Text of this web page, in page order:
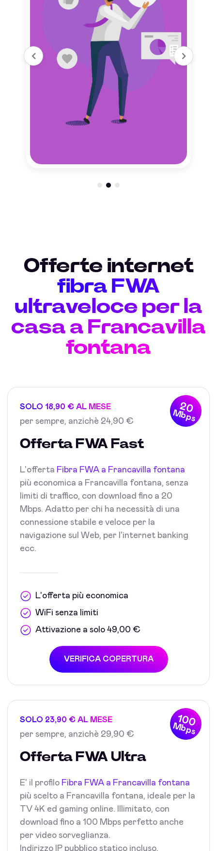
Offerte internet
fibra FWA
ultraveloce per la
casa a Francavilla
fontana
20
Mbps
SOLO 18,90 € AL MESE
per sempre, anzichè 24,90 €
Offerta FWA Fast
L'offerta Fibra FWA a Francavilla fontana
più economica a Francavilla fontana, senza
limiti di traffico, con download fino a 20
Mbps. Adatto per chi ha necessità di una
connessione stabile e veloce per la
navigazione sul Web, per l'internet banking
ecc.
L'offerta più economica
WiFi senza limiti
Attivazione a solo 49,00 €
VERIFICA COPERTURA
100
Mbps
SOLO 23,90 € AL MESE
per sempre, anzichè 29,90 €
Offerta FWA Ultra
E' il profilo Fibra FWA a Francavilla fontana
più scelto a Francavilla fontana, ideale per la
TV 4K ed gaming online. Illimitato, con
download fino a 100 Mbps perfetto anche
per video sorveglianza.
Indirizzo IP pubblico statico incluso.